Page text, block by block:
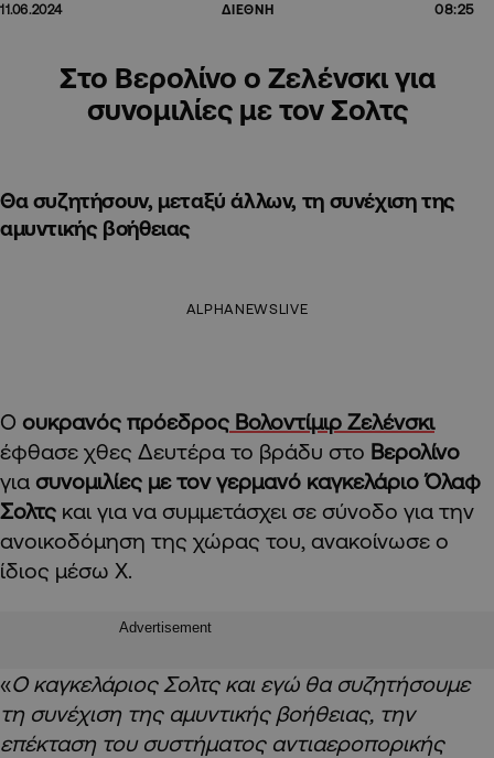
11.06.2024 ΔΙΕΘΝΗ 08:25
Στο Βερολίνο o Ζελένσκι για
συνομιλίες με τον Σολτς
Θα συζητήσουν, μεταξύ άλλων, τη συνέχιση της
αμυντικής βοήθειας
ALPHANEWSLIVE
Ο ουκρανός πρόεδρος Βολοντίμιρ Ζελένσκι
έφθασε χθες Δευτέρα το βράδυ στο Βερολίνο
για συνομιλίες με τον γερμανό καγκελάριο Όλαφ
Σολτς και για να συμμετάσχει σε σύνοδο για την
ανοικοδόμηση της χώρας του, ανακοίνωσε ο
ίδιος μέσω X.
Advertisement
«Ο καγκελάριος Σολτς και εγώ θα συζητήσουμε
τη συνέχιση της αμυντικής βοήθειας, την
επέκταση του συστήματος αντιαεροπορικής